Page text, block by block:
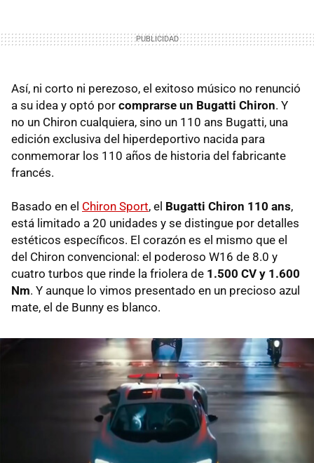
Así, ni corto ni perezoso, el exitoso músico no renunció
a su idea y optó por comprarse un Bugatti Chiron. Y
no un Chiron cualquiera, sino un 110 ans Bugatti, una
edición exclusiva del hiperdeportivo nacida para
conmemorar los 110 años de historia del fabricante
francés.
Basado en el Chiron Sport, el Bugatti Chiron 110 ans,
está limitado a 20 unidades y se distingue por detalles
estéticos específicos. El corazón es el mismo que el
del Chiron convencional: el poderoso W16 de 8.0 y
cuatro turbos que rinde la friolera de 1.500 CV y 1.600
Nm. Y aunque lo vimos presentado en un precioso azul
mate, el de Bunny es blanco.